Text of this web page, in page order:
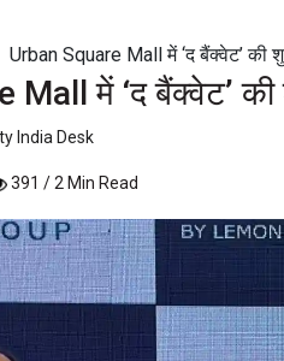
Urban Square Mall में ‘द बैंक्वेट’ की
में ‘द बैंक्वेट’ की
India Desk
391 / 2 Min Read